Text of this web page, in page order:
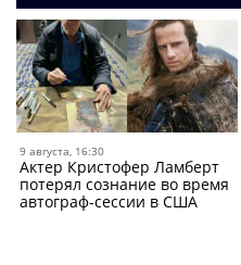
9 августа, 16:30
Актер Кристофер Ламберт
потерял сознание во время
автограф-сессии в США